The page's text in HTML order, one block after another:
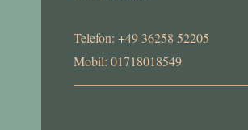
Telefon: +49 36258 52205
Mobil: 01718018549